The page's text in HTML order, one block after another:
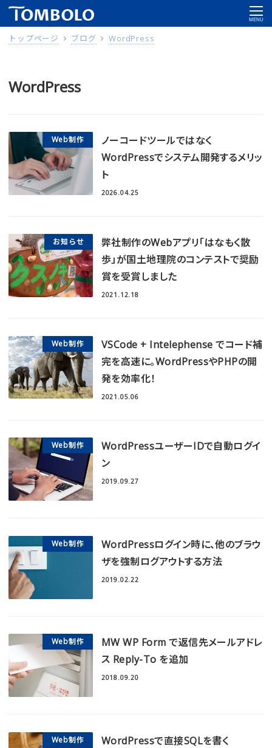
MENU
トップページ ブログ WordPress
WordPress
Web制作
ノーコードツールではなく
WordPressでシステム開発するメリッ
ト
2026.04.25
お知らせ
弊社制作のWebアプリ「はなもく散
歩」が国土地理院のコンテストで奨励
賞を受賞しました
2021.12.18
Web制作
VSCode + Intelephense でコード補
完を高速に。WordPressやPHPの開
発を効率化！
2021.05.06
Web制作
WordPressユーザーIDで自動ログイ
ン
2019.09.27
Web制作
WordPressログイン時に、他のブラウ
ザを強制ログアウトする方法
2019.02.22
Web制作
MW WP Form で返信先メールアドレ
ス Reply-To を追加
2018.09.20
Web制作 WordPressで直接SQLを書く